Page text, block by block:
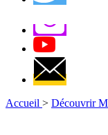
Accueil > Découvrir